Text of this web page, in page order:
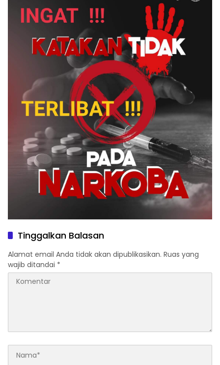
Tinggalkan Balasan
Alamat email Anda tidak akan dipublikasikan. Ruas yang
wajib ditandai *